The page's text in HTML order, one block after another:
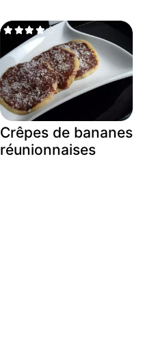
Crêpes de bananes
réunionnaises